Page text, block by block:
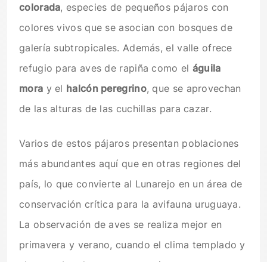
colorada, especies de pequeños pájaros con
colores vivos que se asocian con bosques de
galería subtropicales. Además, el valle ofrece
refugio para aves de rapiña como el águila
mora y el halcón peregrino, que se aprovechan
de las alturas de las cuchillas para cazar.
Varios de estos pájaros presentan poblaciones
más abundantes aquí que en otras regiones del
país, lo que convierte al Lunarejo en un área de
conservación crítica para la avifauna uruguaya.
La observación de aves se realiza mejor en
primavera y verano, cuando el clima templado y